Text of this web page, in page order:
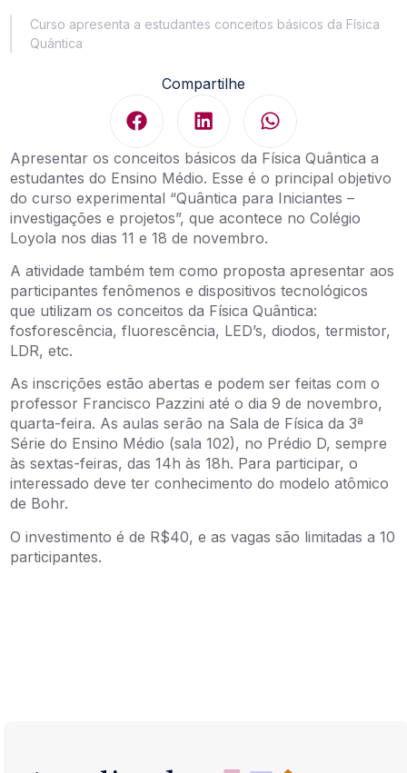
Curso apresenta a estudantes conceitos básicos da Física
Quântica
Compartilhe
Apresentar os conceitos básicos da Física Quântica a
estudantes do Ensino Médio. Esse é o principal objetivo
do curso experimental “Quântica para Iniciantes –
investigações e projetos”, que acontece no Colégio
Loyola nos dias 11 e 18 de novembro.
A atividade também tem como proposta apresentar aos
participantes fenômenos e dispositivos tecnológicos
que utilizam os conceitos da Física Quântica:
fosforescência, fluorescência, LED’s, diodos, termistor,
LDR, etc.
As inscrições estão abertas e podem ser feitas com o
professor Francisco Pazzini até o dia 9 de novembro,
quarta-feira. As aulas serão na Sala de Física da 3ª
Série do Ensino Médio (sala 102), no Prédio D, sempre
às sextas-feiras, das 14h às 18h. Para participar, o
interessado deve ter conhecimento do modelo atômico
de Bohr.
O investimento é de R$40, e as vagas são limitadas a 10
participantes.